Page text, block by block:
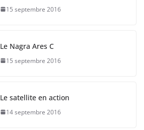
15 septembre 2016
Le Nagra Ares C
15 septembre 2016
Le satellite en action
14 septembre 2016